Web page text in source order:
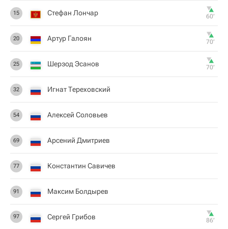
15 Стефан Лончар 60‎’‎
20 Артур Галоян 70‎’‎
25 Шерзод Эсанов 70‎’‎
32 Игнат Тереховский
54 Алексей Соловьев
69 Арсений Дмитриев
77 Константин Савичев
91 Максим Болдырев
97 Сергей Грибов 86‎’‎